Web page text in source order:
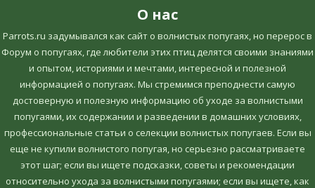
О нас
Parrots.ru задумывался как сайт о волнистых попугаях, но перерос в
Форум о попугаях, где любители этих птиц делятся своими знаниями
и опытом, историями и мечтами, интересной и полезной
информацией о попугаях. Мы стремимся преподнести самую
достоверную и полезную информацию об уходе за волнистыми
попугаями, их содержании и разведении в домашних условиях,
профессиональные статьи о селекции волнистых попугаев. Если вы
еще не купили волнистого попугая, но серьезно рассматриваете
этот шаг; если вы ищете подсказки, советы и рекомендации
относительно ухода за волнистыми попугаями; если вы ищете, как